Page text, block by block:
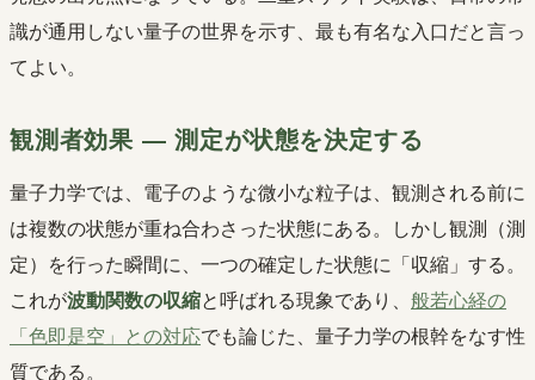
識が通用しない量子の世界を示す、最も有名な入口だと言っ
てよい。
観測者効果 ― 測定が状態を決定する
量子力学では、電子のような微小な粒子は、観測される前に
は複数の状態が重ね合わさった状態にある。しかし観測（測
定）を行った瞬間に、一つの確定した状態に「収縮」する。
これが波動関数の収縮と呼ばれる現象であり、 般若心経の
「色即是空」との対応でも論じた、量子力学の根幹をなす性
質である。